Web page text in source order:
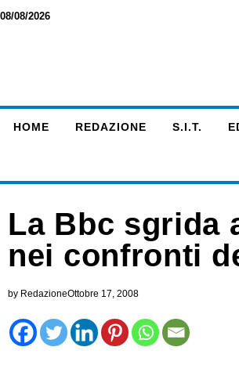
08/08/2026
HOME REDAZIONE S.I.T.
La Bbc sgrida
nei confronti
by RedazioneOttobre 17, 2008